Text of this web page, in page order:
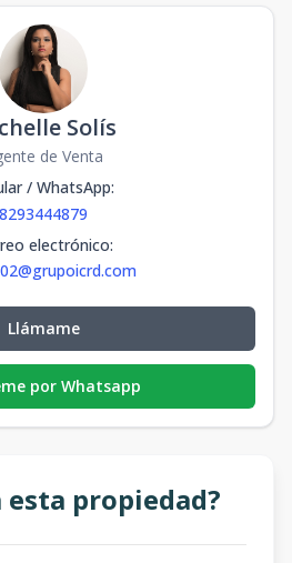
Solís
de Venta
/ WhatsApp:
8293444879
electrónico:
Llámame
por Whatsapp
esta propiedad?